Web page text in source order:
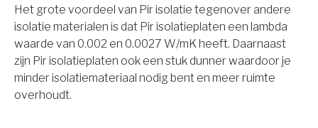
Het grote voordeel van Pir isolatie tegenover andere
isolatie materialen is dat Pir isolatieplaten een lambda
waarde van 0.002 en 0.0027 W/mK heeft. Daarnaast
zijn Pir isolatieplaten ook een stuk dunner waardoor je
minder isolatiemateriaal nodig bent en meer ruimte
overhoudt.